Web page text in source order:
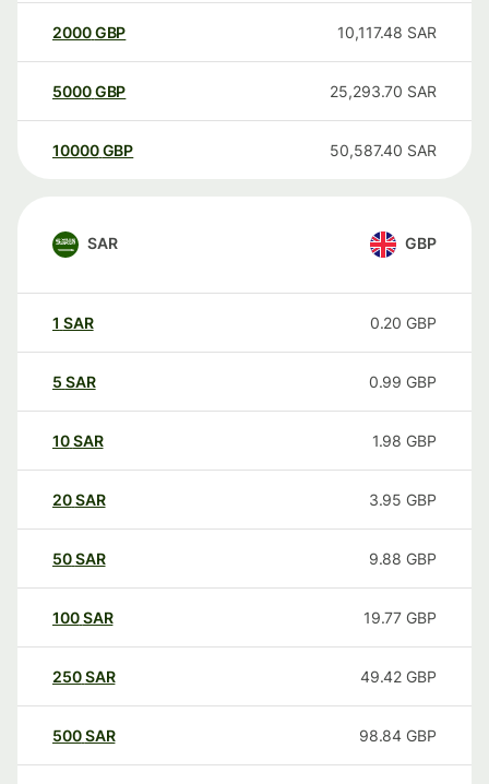
2000GBP 10,117.48 SAR
5000GBP 25,293.70 SAR
10000 GBP 50,587.40 SAR
SAR GBP
1 SAR 0.20 GBP
5 SAR 0.99 GBP
10SAR 1.98 GBP
20SAR 3.95 GBP
50SAR 9.88 GBP
100SAR 19.77 GBP
250SAR 49.42 GBP
500SAR 98.84 GBP